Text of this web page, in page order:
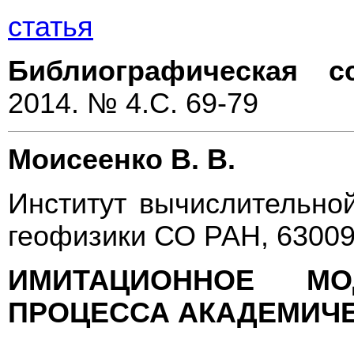
статья
Библиографическая
2014. № 4.С. 69-79
Моисеенко В. В.
Институт
геофизики СО РАН,
ИМИТАЦИОННОЕ
ПРОЦЕССА